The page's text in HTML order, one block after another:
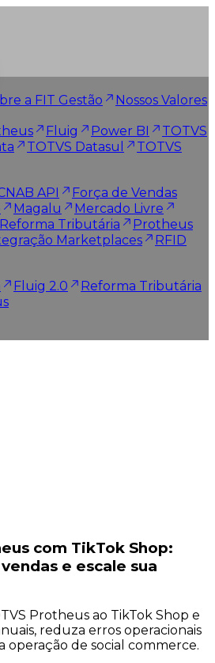
a FIT Gestão
Nossos Valores
Fluig Power BI
TOTVS
TOTVS Datasul
TOTVS
API
Força de Vendas
Magalu
Mercado Livre
Reforma Tributária
Protheus
Marketplaces
RFID
Fluig 2.0
Reforma Tributária
com TikTok Shop:
e escale sua
Protheus ao TikTok Shop e
reduza erros operacionais
operação de social commerce.